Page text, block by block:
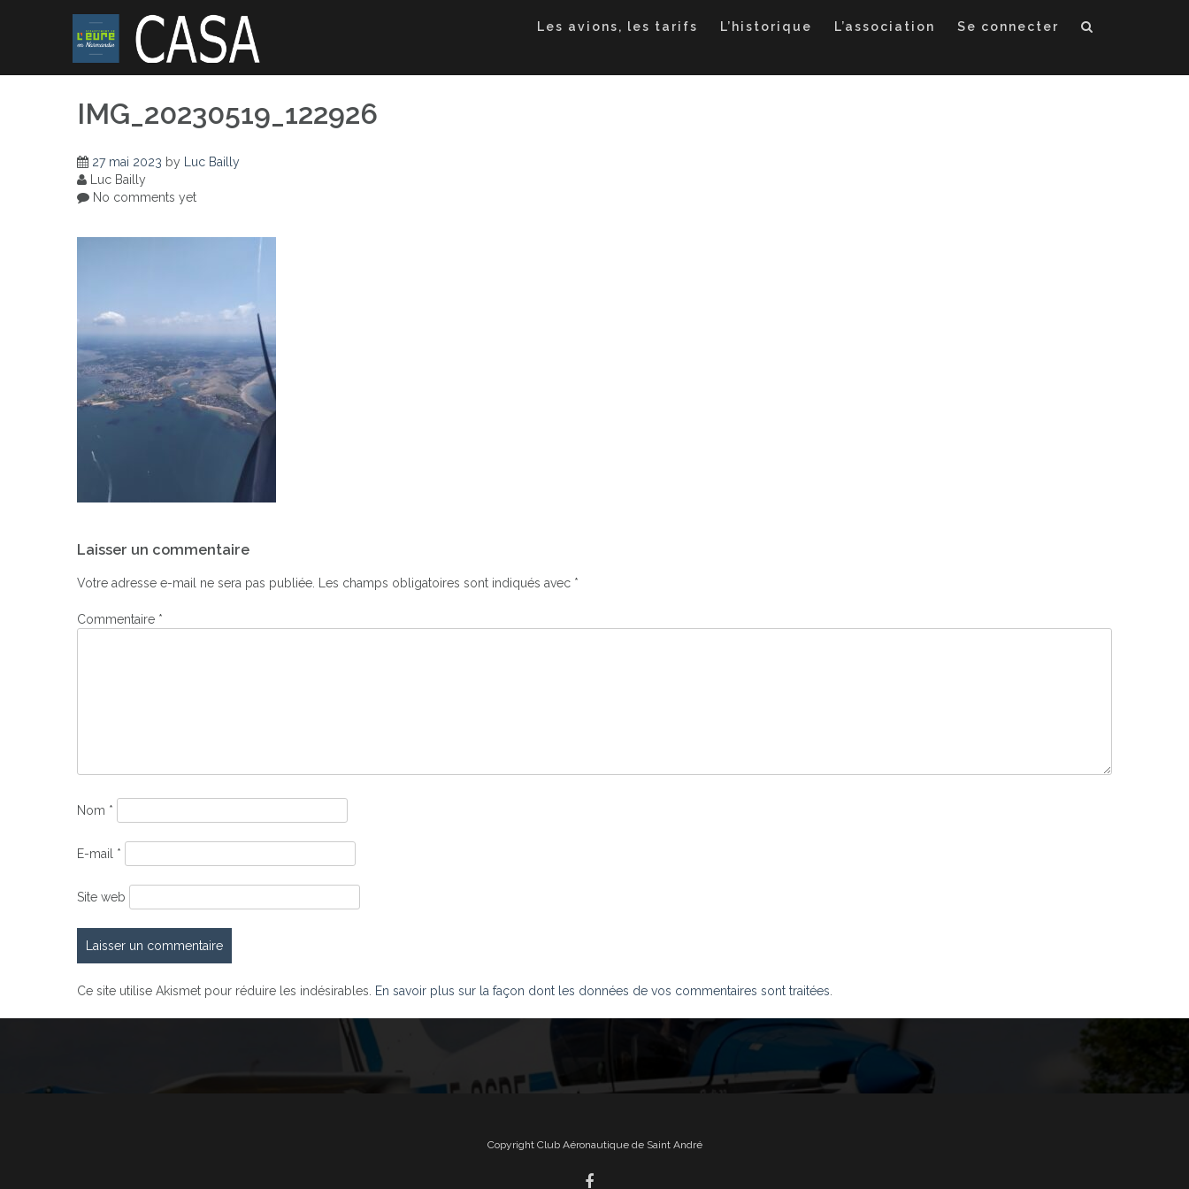
Les avions, les tarifs L’historique L’association Se connecter
IMG_20230519_122926
27 mai 2023 by
Luc Bailly
Luc Bailly
No comments yet
de
l’article
Laisser un commentaire
Votre adresse e-mail ne sera pas publiée. Les champs obligatoires sont indiqués avec *
Commentaire *
Nom *
E-mail *
Site web
Ce site utilise Akismet pour réduire les indésirables. En savoir plus sur la façon dont les données de vos commentaires sont traitées.
Copyright Club Aéronautique de Saint André